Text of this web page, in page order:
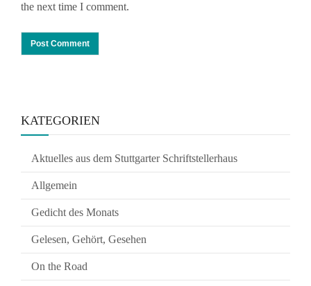
the next time I comment.
KATEGORIEN
Aktuelles aus dem Stuttgarter Schriftstellerhaus
Allgemein
Gedicht des Monats
Gelesen, Gehört, Gesehen
On the Road